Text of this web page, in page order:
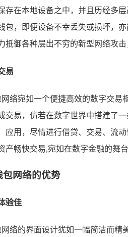
存在本地设备之中，并且历经多
包，即便设备不幸丢失或损坏，
抵御各种层出不穷的新型网络攻
易
网络宛如一个便捷高效的数字交
交易，仿若在数字世界中搭建了
应用，尽情进行借贷、交易、流
产畅快交易,宛如在数字金融的舞台
包网络的优势
验佳
网络的界面设计犹如一幅简洁而